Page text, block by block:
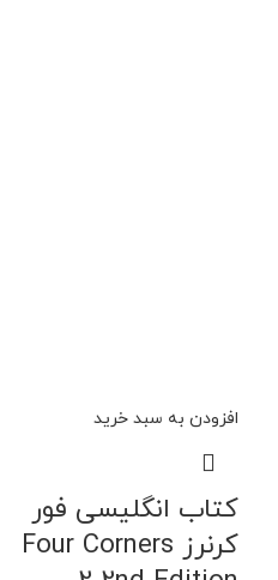
افزودن به سبد خرید
کتاب انگلیسی فور
کرنرز Four Corners